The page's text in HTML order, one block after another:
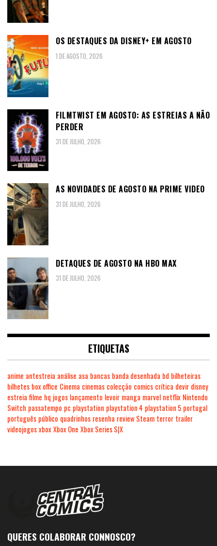
OS DESTAQUES DA DISNEY+ EM AGOSTO
1 DE AGOSTO, 2026
FILMTWIST EM AGOSTO: AS ESTREIAS A NÃO
PERDER
31 DE JULHO, 2026
AS NOVIDADES DE AGOSTO NA PRIME VIDEO
31 DE JULHO, 2026
DETAQUES DE AGOSTO NA HBO MAX
31 DE JULHO, 2026
ETIQUETAS
anime antestreia análise asa bancas banda desenhada bd bilheteiras
bilhetes box office Cinema cinemas colecção comics crítica devir disney
estreia filme hq jogos lançamento levoir manga marvel netflix Nintendo
Switch passatempo pc playstation playstation 4 playstation 5 portugal
português público quadrinhos resenha review Steam terror trailer
videojogosxboxXbox One Xbox Series S|X
QUERES COLABORAR CONNOSCO?